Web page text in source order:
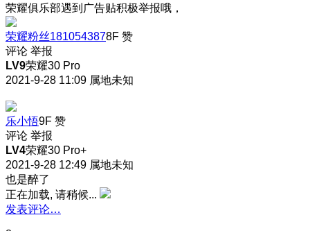
荣耀俱乐部遇到广告贴积极举报哦，
荣耀粉丝1810543878F 赞
评论 举报
LV9荣耀30 Pro
2021-9-28 11:09 属地未知
乐小悟9F 赞
评论 举报
LV4荣耀30 Pro+
2021-9-28 12:49 属地未知
也是醉了
正在加载, 请稍候...
发表评论…